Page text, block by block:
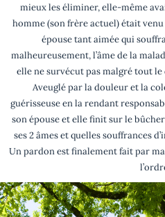
mieux les éliminer, elle-même
homme (son frère actuel) était
épouse tant aimée qui
malheureusement, l’âme de la
elle ne survécut pas malgré tout
Aveuglé par la douleur et la
guérisseuse en la rendant
son épouse et elle finit sur le
ses 2 âmes et quelles souffrances
Un pardon est finalement fait par